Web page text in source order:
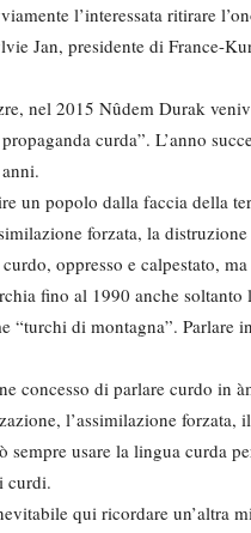
l’interessata ritirare
Jan, presidente di France-
nel 2015 Nûdem Durak
curda”. L’anno
un popolo dalla faccia della
forzata, la
oppresso e calpestato,
fino al 1990 anche
“turchi di montagna”. Parlare
concesso di parlare curdo in
l’assimilazione
sempre usare la lingua curda
curdi.
qui ricordare un’altra